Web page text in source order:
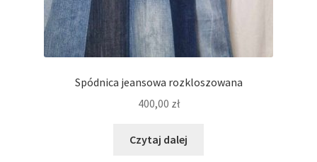
Spódnica jeansowa rozkloszowana
400,00 zł
Czytaj dalej